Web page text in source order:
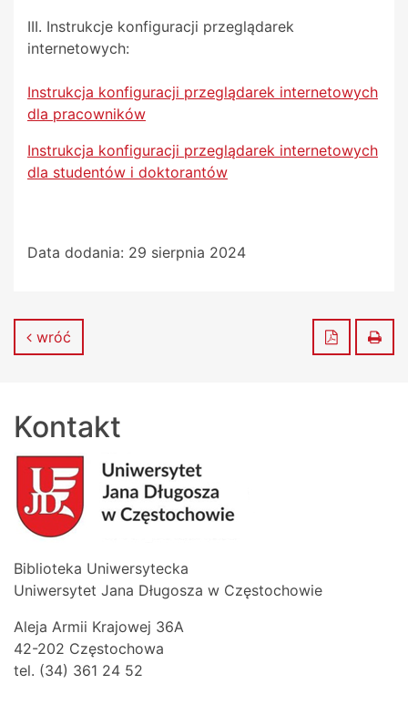
III. Instrukcje konfiguracji przeglądarek
internetowych:
Instrukcja konfiguracji przeglądarek internetowych
dla pracowników
Instrukcja konfiguracji przeglądarek internetowych
dla studentów i doktorantów
Data dodania: 29 sierpnia 2024
wróć Zapisz do
Kontakt
Biblioteka Uniwersytecka
Uniwersytet Jana Długosza w Częstochowie
Aleja Armii Krajowej 36A
42-202 Częstochowa
tel. (34) 361 24 52